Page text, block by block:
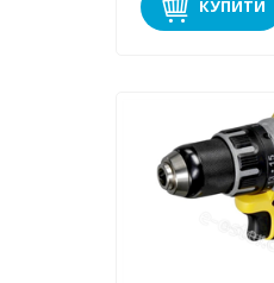
КУПИТИ